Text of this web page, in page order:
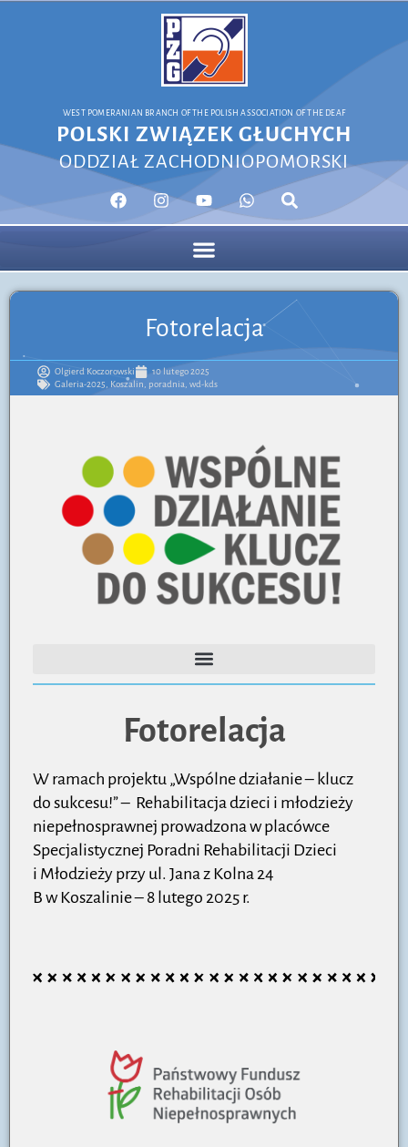
WEST POMERANIAN BRANCH OF THE POLISH ASSOCIATION OF THE DEAF
POLSKI ZWIĄZEK GŁUCHYCH
ODDZIAŁ ZACHODNIOPOMORSKI
Fotorelacja
Olgierd Koczorowski
10 lutego 2025
Galeria-2025, Koszalin, poradnia, wd-kds
Fotorelacja
W ramach projektu „Wspólne działanie – klucz
do sukcesu!” – Rehabilitacja dzieci i młodzieży
niepełnosprawnej prowadzona w placówce
Specjalistycznej Poradni Rehabilitacji Dzieci
i Młodzieży przy ul. Jana z Kolna 24
B w Koszalinie– 8 lutego 2025 r.